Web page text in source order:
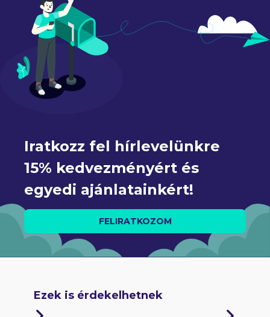
Iratkozz fel hírlevelünkre
15% kedvezményért és
egyedi ajánlatainkért!
FELIRATKOZOM
Ezek is érdekelhetnek